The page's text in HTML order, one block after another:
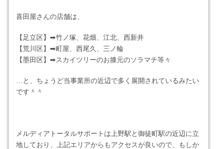
喜田屋さんの店舗は、
【足立区】➡竹ノ塚、花畑、江北、西新井
【荒川区】➡町屋、西尾久、三ノ輪
【墨田区】➡スカイツリーのお膝元のソラマチ等々
…と、ちょうど当事業所の近辺で多く展開されているみたい
です＾＾
メルディアトータルサポートは上野駅と御徒町駅の近辺に立
地しており、上記エリアからもアクセスが良いので、もしか